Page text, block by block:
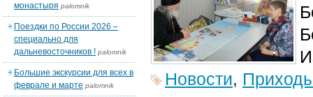
Новости,
монастыря palomnik
Поездки по России 2026 –
специально для
дальневосточников ! palomnik
Большие экскурсии для всех в
феврале и марте palomnik